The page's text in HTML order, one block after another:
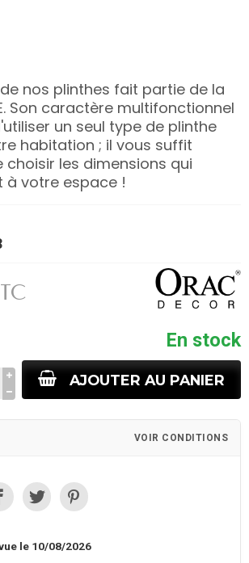
nos plinthes fait partie de la
Son caractère multifonctionnel
un seul type de plinthe
habitation ; il vous suffit
choisir les dimensions qui
à votre espace !
En stock
AJOUTER AU PANIER
VOIR CONDITIONS
le 10/08/2026